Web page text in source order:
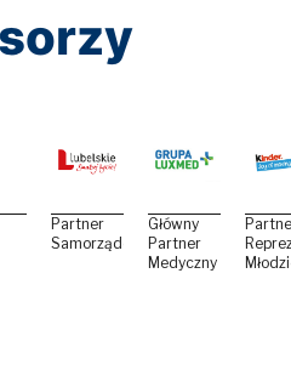
Partner
Samorządowy
Główny
Partner
Medyczny